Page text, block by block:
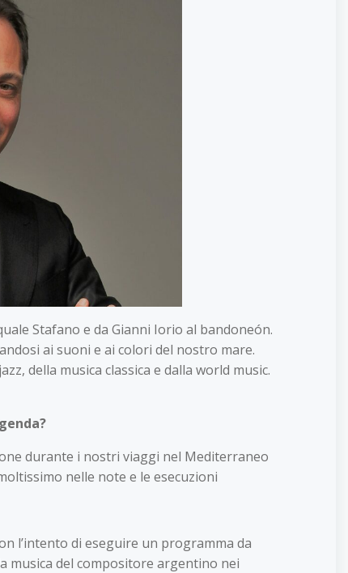
Stafano e da Gianni Iorio al bandoneón.
ai suoni e ai colori del nostro mare.
della musica classica e dalla world music.
durante i nostri viaggi nel Mediterraneo
nelle note e le esecuzioni
l’intento di eseguire un programma da
musica del compositore argentino nei